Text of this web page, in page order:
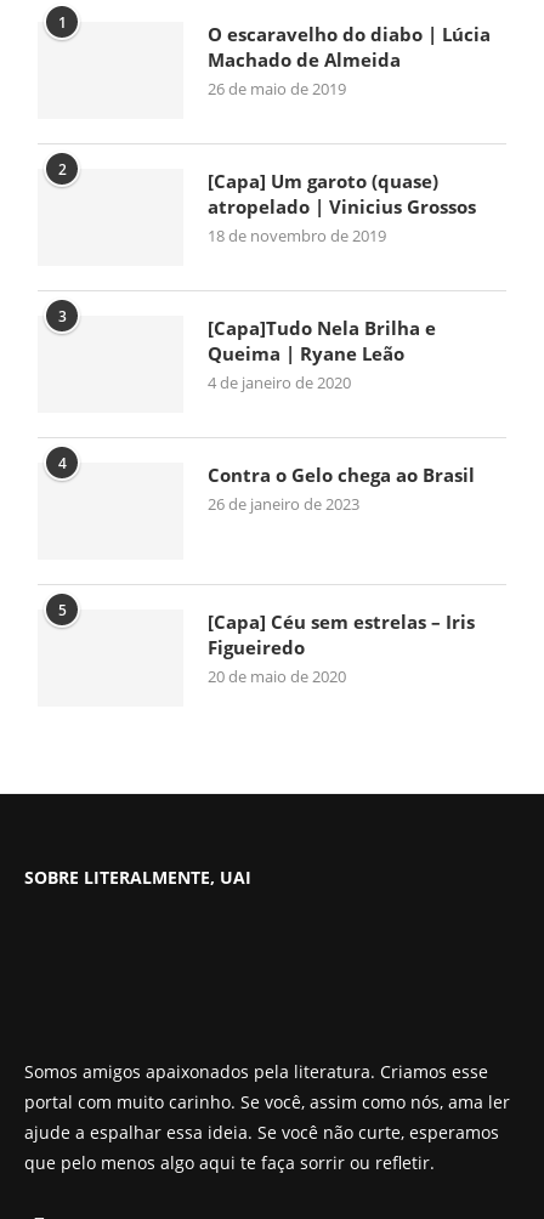
1
O escaravelho do diabo | Lúcia
Machado de Almeida
26 de maio de 2019
2
[Capa] Um garoto (quase)
atropelado | Vinicius Grossos
18 de novembro de 2019
3
[Capa]Tudo Nela Brilha e
Queima | Ryane Leão
4 de janeiro de 2020
4 Contra o Gelo chega ao Brasil
26 de janeiro de 2023
5
[Capa] Céu sem estrelas – Iris
Figueiredo
20 de maio de 2020
SOBRE LITERALMENTE, UAI
Somos amigos apaixonados pela literatura. Criamos esse
portal com muito carinho. Se você, assim como nós, ama ler
ajude a espalhar essa ideia. Se você não curte, esperamos
que pelo menos algo aqui te faça sorrir ou refletir.